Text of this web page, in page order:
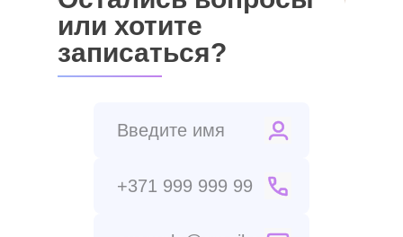
или хотите
записаться?